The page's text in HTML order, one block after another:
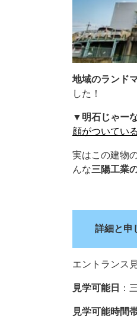
地域のランド
した！
▼明石じゃー
顔がついてい
実はこの建物
んな三陽工業
詳細と申
エントランス
見学可能日 ：
見学可能時間